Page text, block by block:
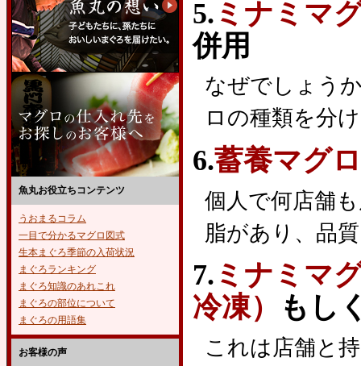
魚丸お役立ちコンテンツ
うおまるコラム
一目で分かるマグロ図式
生本まぐろ季節の入荷状況
まぐろランキング
まぐろ知識のあれこれ
まぐろの部位について
まぐろの用語集
お客様の声
5. ミナミマ
併用
なぜでしょう
ロの種類を分
6.蓄養マグ
個人で何店舗
脂があり、品
7. ミナミマ
冷凍）
もし
これは店舗と